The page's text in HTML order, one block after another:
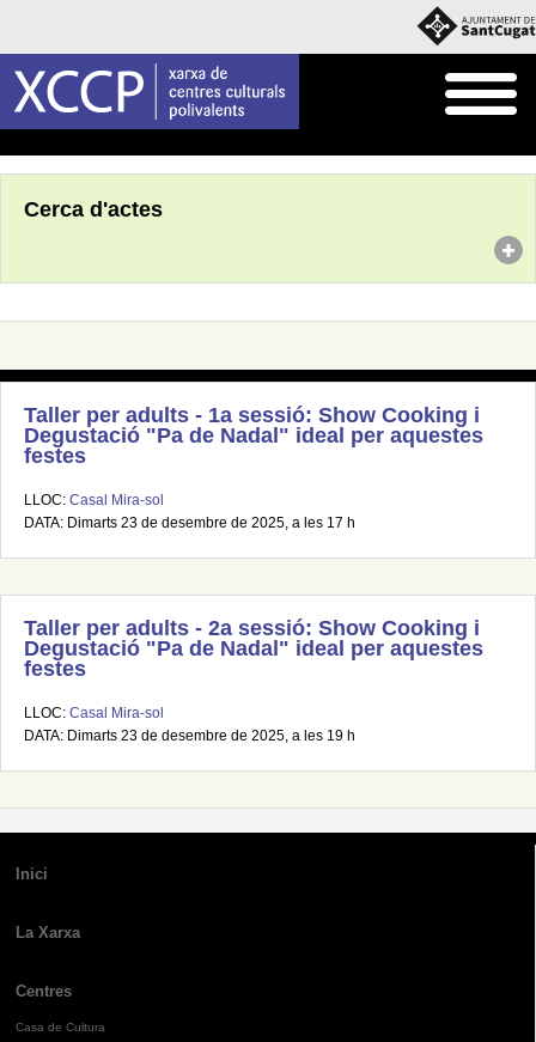
Cerca d'actes
Taller per adults - 1a sessió: Show Cooking i
Degustació "Pa de Nadal" ideal per aquestes
festes
LLOC: Casal Mira-sol
DATA: Dimarts 23 de desembre de 2025, a les 17 h
Taller per adults - 2a sessió: Show Cooking i
Degustació "Pa de Nadal" ideal per aquestes
festes
LLOC: Casal Mira-sol
DATA: Dimarts 23 de desembre de 2025, a les 19 h
Inici
La Xarxa
Centres
Casa de Cultura